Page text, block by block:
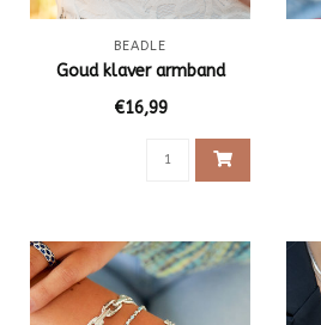
BEADLE
Goud klaver armband
€16,99